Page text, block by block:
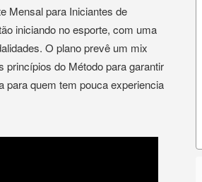
Mensal para Iniciantes de
iniciando no esporte, com uma
O plano prevê um mix
princípios do Método para garantir
para quem tem pouca experiencia